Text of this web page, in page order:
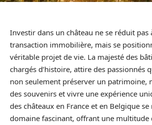
Investir dans un château ne se réduit pas
transaction immobilière, mais se
véritable projet de vie. La majesté des
chargés d’histoire, attire des passionnés
non seulement préserver un patrimoine,
des souvenirs et vivre une expérience
des châteaux en France et en Belgique
domaine fascinant, offrant une multitude